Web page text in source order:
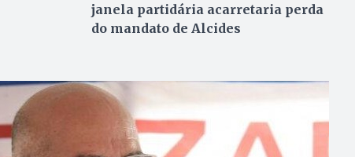
janela partidária acarretaria perda
do mandato de Alcides